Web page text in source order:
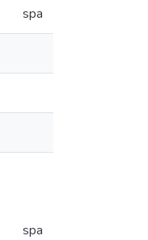
spa
spa